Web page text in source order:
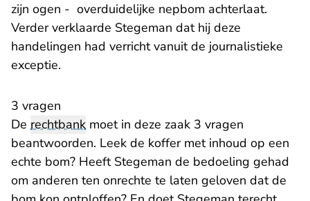
zijn ogen - overduidelijke nepbom achterlaat.
Verder verklaarde Stegeman dat hij deze
handelingen had verricht vanuit de journalistieke
exceptie.
3 vragen
De rechtbank moet in deze zaak 3 vragen
beantwoorden. Leek de koffer met inhoud op een
echte bom? Heeft Stegeman de bedoeling gehad
om anderen ten onrechte te laten geloven dat de